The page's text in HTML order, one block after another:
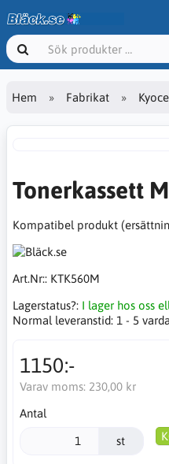
Hem Fabrikat
Tonerkassett
Kompatibel produkt
Art.Nr:: KTK560M
Lagerstatus?: I lager hos oss
Normal leveranstid: 1 - 5
1150:-
Varav moms: 230,00 kr
Antal
st